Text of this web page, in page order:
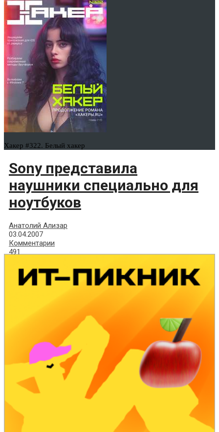
Хакер #322. Белый хакер
Sony представила
наушники специально для
ноутбуков
Анатолий Ализар
03.04.2007
Комментарии
491